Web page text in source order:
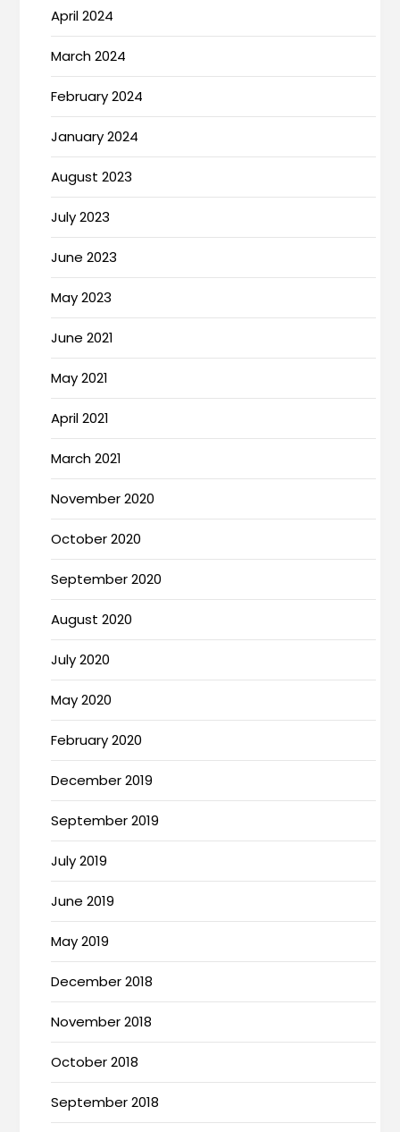
April 2024
March 2024
February 2024
January 2024
August 2023
July 2023
June 2023
May 2023
June 2021
May 2021
April 2021
March 2021
November 2020
October 2020
September 2020
August 2020
July 2020
May 2020
February 2020
December 2019
September 2019
July 2019
June 2019
May 2019
December 2018
November 2018
October 2018
September 2018